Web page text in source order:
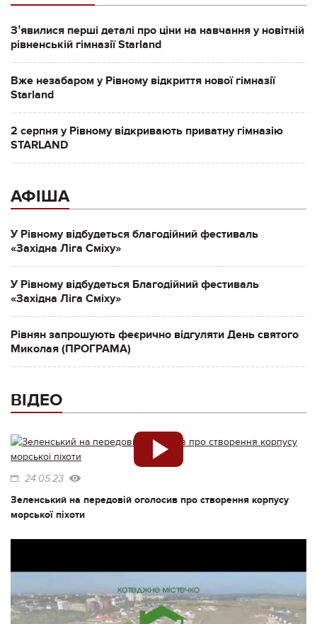
Зʼявилися перші деталі про ціни на навчання у новітній
рівненській гімназії Starland
Вже незабаром у Рівному відкриття нової гімназії
Starland
2 серпня у Рівному відкривають приватну гімназію
STARLAND
АФІША
У Рівному відбудеться благодійний фестиваль
«Західна Ліга Сміху»
У Рівному відбудеться Благодійний фестиваль
«Західна Ліга Сміху»
Рівнян запрошують феєрично відгуляти День святого
Миколая (ПРОГРАМА)
ВІДЕО
24.05.23
Зеленський на передовій оголосив про створення корпусу
морської піхоти